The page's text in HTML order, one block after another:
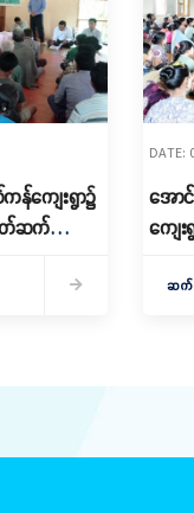
န်ကျေးရွာ၌
မိတ်ဆက်
DATE:
အော
ကျေ
ဖွဲ့စည်း
ဆက်